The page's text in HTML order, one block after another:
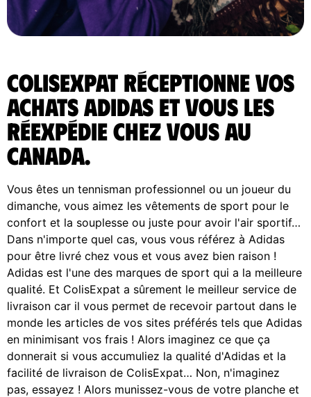
ColisExpat réceptionne vos
achats Adidas et vous les
réexpédie chez vous au
Canada.
Vous êtes un tennisman professionnel ou un joueur du
dimanche, vous aimez les vêtements de sport pour le
confort et la souplesse ou juste pour avoir l'air sportif…
Dans n'importe quel cas, vous vous référez à Adidas
pour être livré chez vous et vous avez bien raison !
Adidas est l'une des marques de sport qui a la meilleure
qualité. Et ColisExpat a sûrement le meilleur service de
livraison car il vous permet de recevoir partout dans le
monde les articles de vos sites préférés tels que Adidas
en minimisant vos frais ! Alors imaginez ce que ça
donnerait si vous accumuliez la qualité d'Adidas et la
facilité de livraison de ColisExpat… Non, n'imaginez
pas, essayez ! Alors munissez-vous de votre planche et